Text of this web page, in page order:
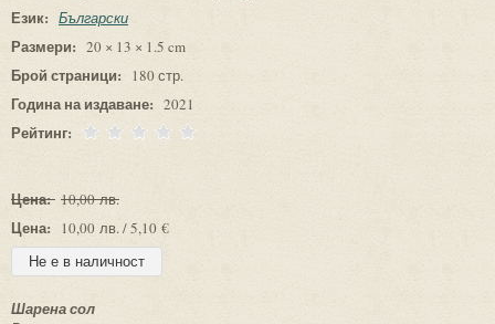
Език: Български
Размери: 20 × 13 × 1.5 cm
Брой страници: 180 стр.
Година на издаване: 2021
Рейтинг:
Цена: 10,00 лв.
Цена: 10,00 лв. / 5,10 €
Шарена сол